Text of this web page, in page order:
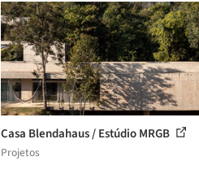
Casa Blendahaus / Estúdio MRGB
Projetos